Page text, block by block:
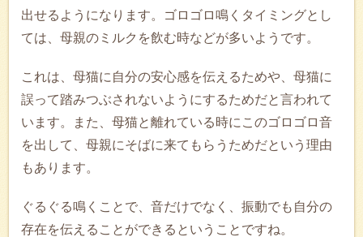
出せるようになります。ゴロゴロ鳴くタイミングとし
ては、母親のミルクを飲む時などが多いようです。
これは、母猫に自分の安心感を伝えるためや、母猫に
誤って踏みつぶされないようにするためだと言われて
います。また、母猫と離れている時にこのゴロゴロ音
を出して、母親にそばに来てもらうためだという理由
もあります。
ぐるぐる鳴くことで、音だけでなく、振動でも自分の
存在を伝えることができるということですね。